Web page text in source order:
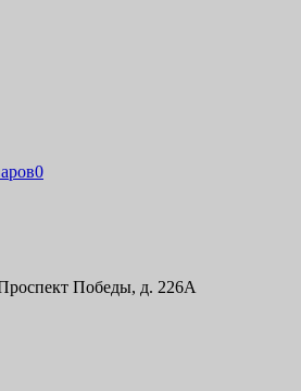
0
Победы, д. 226А